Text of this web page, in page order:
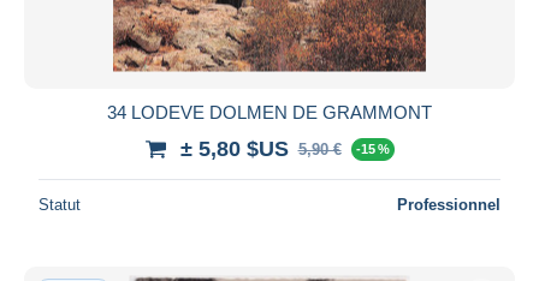
34 LODEVE DOLMEN DE GRAMMONT
± 5,80 $US 5,90 € -15 %
Statut Professionnel